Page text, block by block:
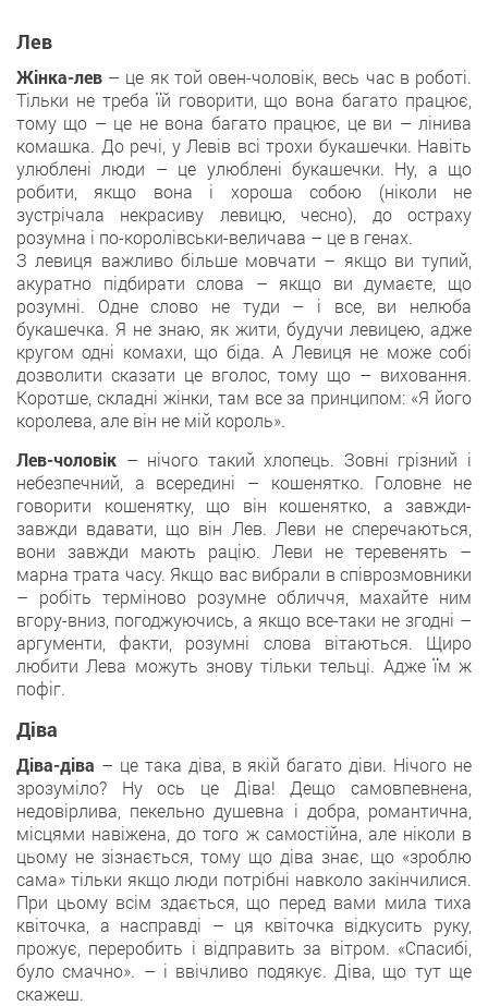
Лев
Жінка-лев – це як той овен-чоловік, весь час в роботі.
Тільки не треба їй говорити, що вона багато працює,
тому що – це не вона багато працює, це ви – лінива
комашка. До речі, у Левів всі трохи букашечки. Навіть
улюблені люди – це улюблені букашечки. Ну, а що
робити, якщо вона і хороша собою (ніколи не
зустрічала некрасиву левицю, чесно), до остраху
розумна і по-королівськи-величава – це в генах.
З левиця важливо більше мовчати – якщо ви тупий,
акуратно підбирати слова – якщо ви думаєте, що
розумні. Одне слово не туди – і все, ви нелюба
букашечка. Я не знаю, як жити, будучи левицею, адже
кругом одні комахи, що біда. А Левиця не може собі
дозволити сказати це вголос, тому що – виховання.
Коротше, складні жінки, там все за принципом: «Я його
королева, але він не мій король».
Лев-чоловік – нічого такий хлопець. Зовні грізний і
небезпечний, а всередині – кошенятко. Головне не
говорити кошенятку, що він кошенятко, а завжди-
завжди вдавати, що він Лев. Леви не сперечаються,
вони завжди мають рацію. Леви не теревенять –
марна трата часу. Якщо вас вибрали в співрозмовники
– робіть терміново розумне обличчя, махайте ним
вгору-вниз, погоджуючись, а якщо все-таки не згодні –
аргументи, факти, розумні слова вітаються. Щиро
любити Лева можуть знову тільки тельці. Адже їм ж
пофіг.
Діва
Діва-діва – це така діва, в якій багато діви. Нічого не
зрозуміло? Ну ось це Діва! Дещо самовпевнена,
недовірлива, пекельно душевна і добра, романтична,
місцями навіжена, до того ж самостійна, але ніколи в
цьому не зізнається, тому що діва знає, що «зроблю
сама» тільки якщо люди потрібні навколо закінчилися.
При цьому всім здається, що перед вами мила тиха
квіточка, а насправді – ця квіточка відкусить руку,
прожує, переробить і відправить за вітром. «Спасибі,
було смачно». – і ввічливо подякує. Діва, що тут ще
скажеш.